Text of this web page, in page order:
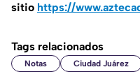
sitio https://
Tags relacionados
Notas Ciudad Juárez